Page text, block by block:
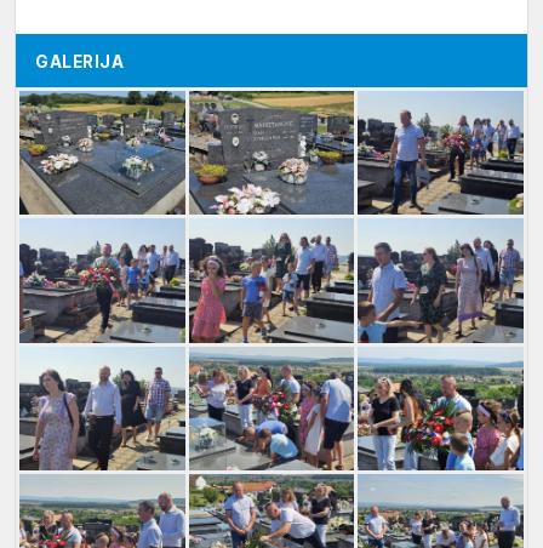
GALERIJA